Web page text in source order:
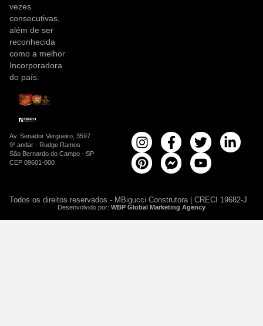
vezes
consecutivas,
além de ser
reconhecida
como a melhor
Incorporadora
do país.
Av. Senador Vergueiro, 3597
9º andar - Rudge Ramos
São Bernardo do Campo - SP
CEP 09601-000
Todos os direitos reservados - MBigucci Construtora | CRECI 19682-J
Desenvolvido por: WBP Global Marketing Agency